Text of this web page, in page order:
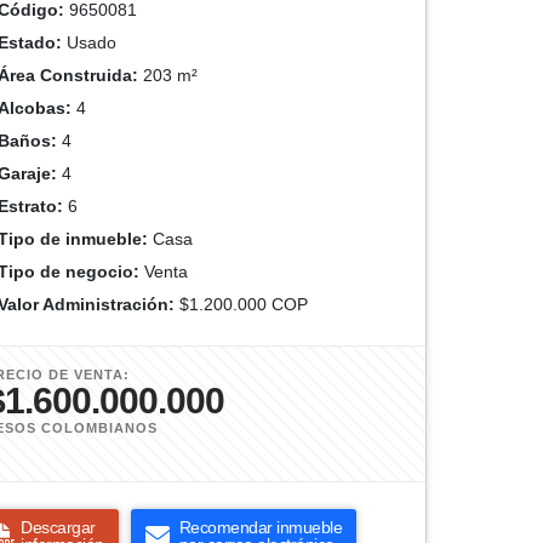
9650081
Usado
Construida: 203 m²
4
4
4
6
de inmueble: Casa
de negocio: Venta
Administración: $1.200.000 COP
DE VENTA:
COLOMBIANOS
Descargar
Recomendar inmueble